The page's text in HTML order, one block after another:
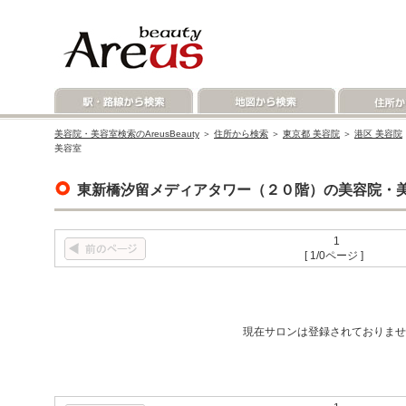
美容院・美容室検索のAreusBeauty ＞ 住所から検索 ＞ 東京都 美容院 ＞ 港区 美容院
美容室
東新橋汐留メディアタワー（２０階）の美容院・
1
[ 1/0ページ ]
現在サロンは登録されておりま